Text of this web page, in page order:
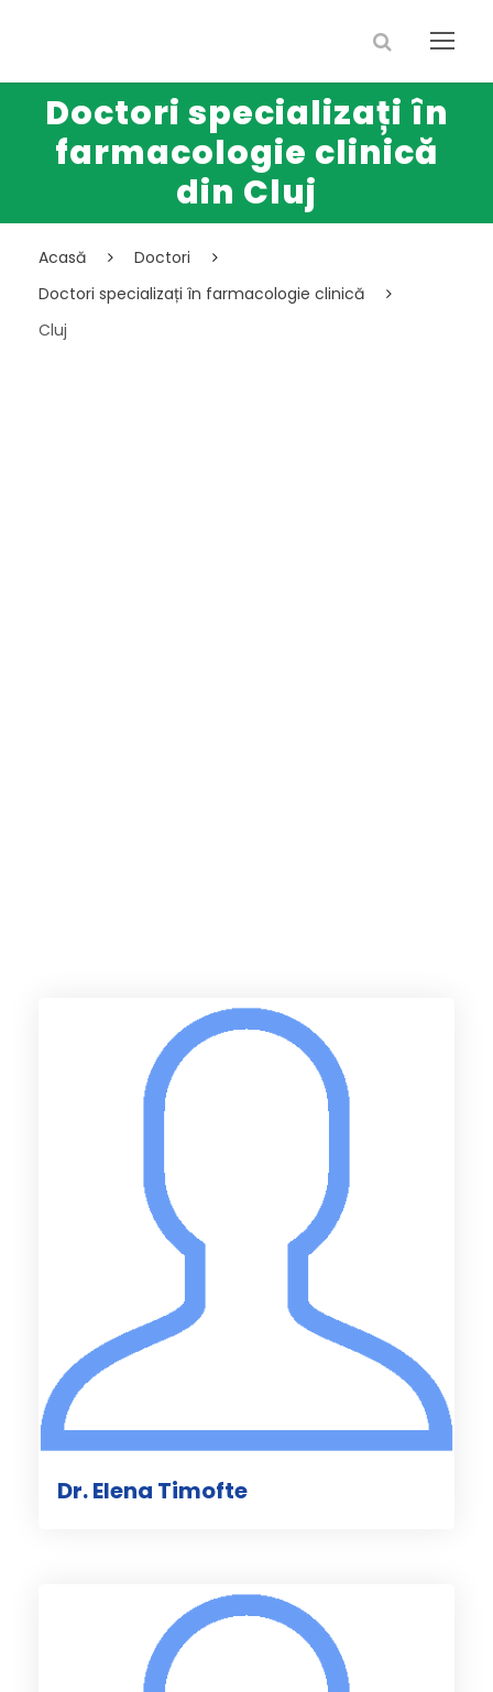
Doctori specializați în
farmacologie clinică
din Cluj
Acasă
Doctori
Doctori specializați în farmacologie clinică
Cluj
Dr. Elena Timofte